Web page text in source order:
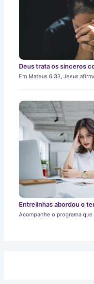
Deus trata os sinceros
Em Mateus 6:33, Jesus
Entrelinhas abordou o
Acompanhe o programa